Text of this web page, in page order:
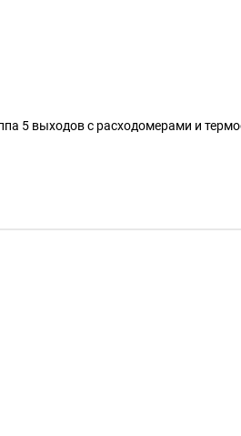
5 выходов с расходомерами и